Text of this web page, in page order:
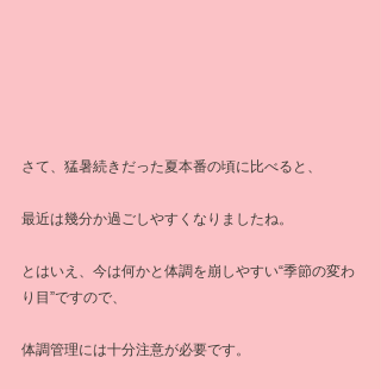
さて、猛暑続きだった夏本番の頃に比べると、
最近は幾分か過ごしやすくなりましたね。
とはいえ、今は何かと体調を崩しやすい“季節の変わ
り目”ですので、
体調管理には十分注意が必要です。